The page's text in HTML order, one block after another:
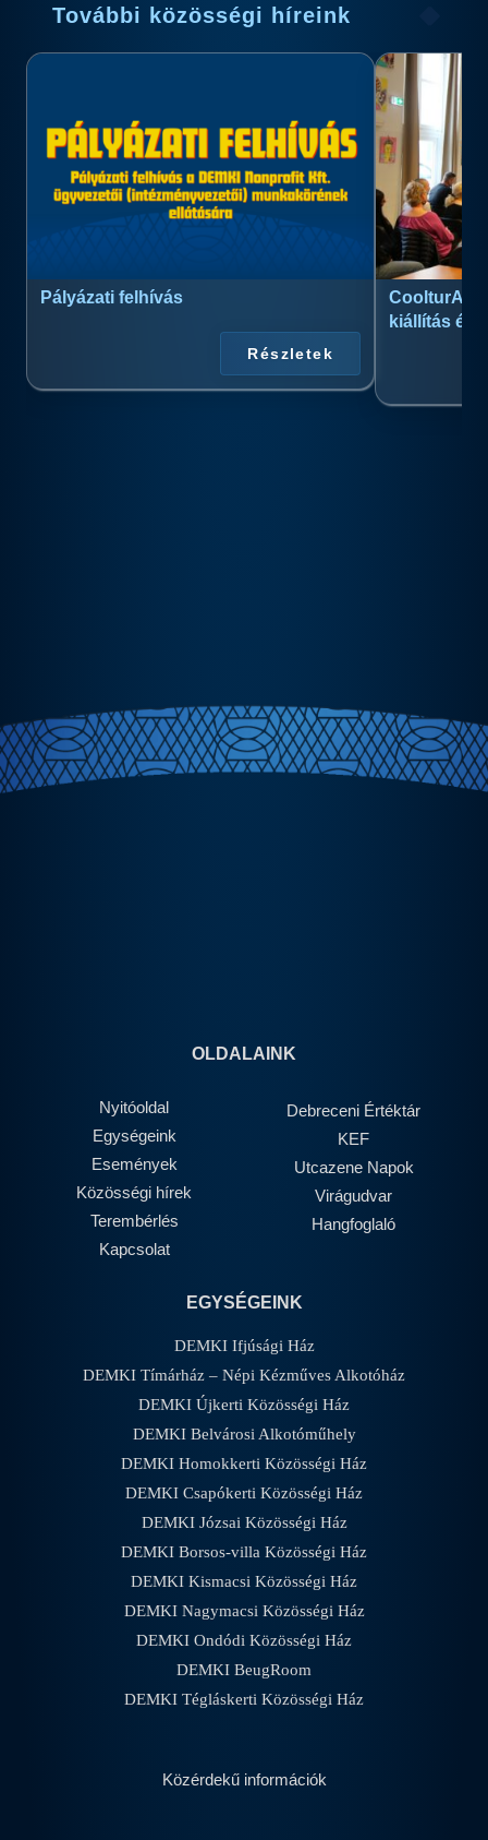
További közösségi híreink
Pályázati felhívás
Részletek
kiállítás és
OLDALAINK
Nyitóoldal
Egységeink
Események
Közösségi hírek
Terembérlés
Kapcsolat
Debreceni Értéktár
KEF
Utcazene Napok
Virágudvar
Hangfoglaló
EGYSÉGEINK
DEMKI Ifjúsági Ház
DEMKI Tímárház – Népi Kézműves Alkotóház
DEMKI Újkerti Közösségi Ház
DEMKI Belvárosi Alkotóműhely
DEMKI Homokkerti Közösségi Ház
DEMKI Csapókerti Közösségi Ház
DEMKI Józsai Közösségi Ház
DEMKI Borsos-villa Közösségi Ház
DEMKI Kismacsi Közösségi Ház
DEMKI Nagymacsi Közösségi Ház
DEMKI Ondódi Közösségi Ház
DEMKI BeugRoom
DEMKI Tégláskerti Közösségi Ház
Közérdekű információk